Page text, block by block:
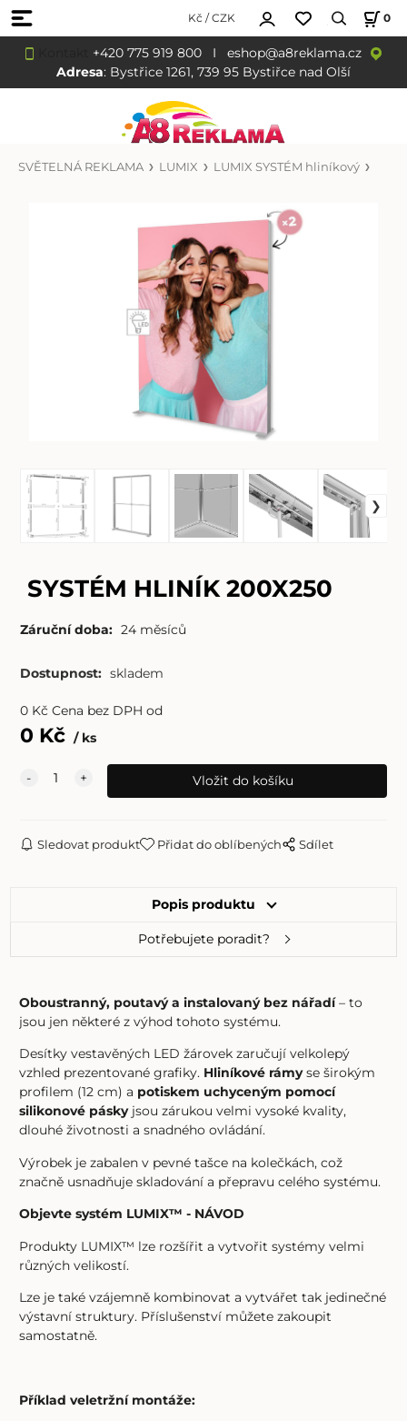
Kč / CZK 0
+420 775 919 800I
eshop@a8reklama.cz
Adresa: Bystřice 1261, 739 95 Bystiřce nad Olší
SVĚTELNÁ REKLAMA LUMIX LUMIX SYSTÉM hliníkový
SYSTÉM HLINÍK 200X250
Záruční doba: 24 měsíců
Dostupnost: skladem
0Kč Cena bez DPH od
0 Kč ks
Sledovat produkt Přidat do oblíbených Sdílet
Popis produktu
Potřebujete poradit?
Oboustranný, poutavý a instalovaný bez nářadí– to
jsou jen některé z výhod tohoto systému.
Desítky vestavěných LED žárovek zaručují velkolepý
vzhled prezentované grafiky. Hliníkové rámyse širokým
profilem (12 cm) a potiskem uchyceným pomocí
silikonové páskyjsou zárukou velmi vysoké kvality,
dlouhé životnosti a snadného ovládání.
Výrobek je zabalen v pevné tašce na kolečkách, což
značně usnadňuje skladování a přepravu celého systému.
Objevte systém LUMIX™ - NÁVOD
Produkty LUMIX™ lze rozšířit a vytvořit systémy velmi
různých velikostí.
Lze je také vzájemně kombinovat a vytvářet tak jedinečné
výstavní struktury. Příslušenství můžete zakoupit
samostatně.
Příklad veletržní montáže: